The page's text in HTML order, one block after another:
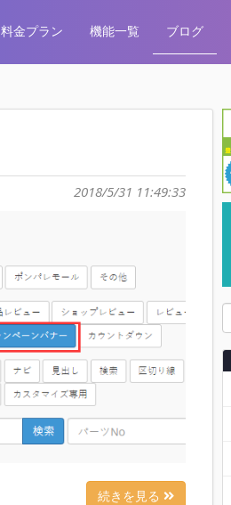
料金プラン 機能一覧 ブログ
2018/5/31 11:49:33
続きを見る